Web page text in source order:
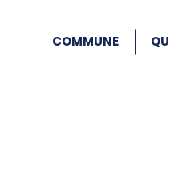
COMMUNE